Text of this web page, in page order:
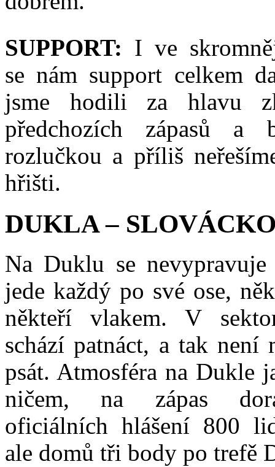
SUPPORT: I ve
se nám support celkem
jsme hodili za hlavu
předchozích zápasů a
rozlučkou a příliš
hřišti.
DUKLA –
Na Duklu se
jede každý po své ose,
někteří vlakem. V
schází patnáct, a tak není
psát. Atmosféra na Dukle
ničem, na zápas
oficiálních hlášení 800
ale domů tři body po trefě